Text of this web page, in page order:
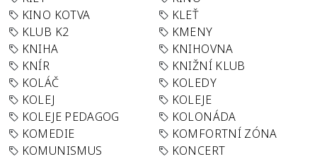
KINO KOTVA
KLEŤ
KLUB K2
KMENY
KNIHA
KNIHOVNA
KNÍR
KNIŽNÍ KLUB
KOLÁČ
KOLEDY
KOLEJ
KOLEJE
KOLEJE PEDAGOG
KOLONÁDA
KOMEDIE
KOMFORTNÍ ZÓNA
KOMUNISMUS
KONCERT